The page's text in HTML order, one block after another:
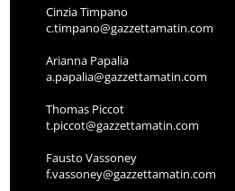
Cinzia Timpano
c.timpano@gazzettamatin.com
Arianna Papalia
a.papalia@gazzettamatin.com
Thomas Piccot
t.piccot@gazzettamatin.com
Fausto Vassoney
f.vassoney@gazzettamatin.com